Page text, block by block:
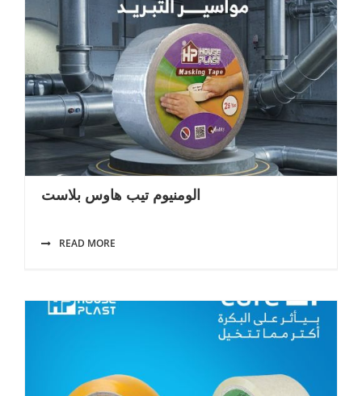
الومنيوم تيب هاوس بلاست
READ MORE